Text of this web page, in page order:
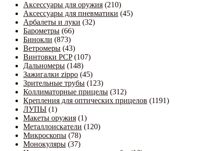
Аксессуары для оружия (210)
Аксессуары для пневматики (45)
Арбалеты и луки (32)
Барометры (66)
Бинокли (873)
Ветромеры (43)
Винтовки PCP (107)
Дальномеры (148)
Зажигалки zippo (45)
Зрительные трубы (123)
Коллиматорные прицелы (312)
Крепления для оптических прицелов (1191)
ЛУПЫ (1)
Макеты оружия (1)
Металлоискатели (120)
Микроскопы (78)
Монокуляры (37)